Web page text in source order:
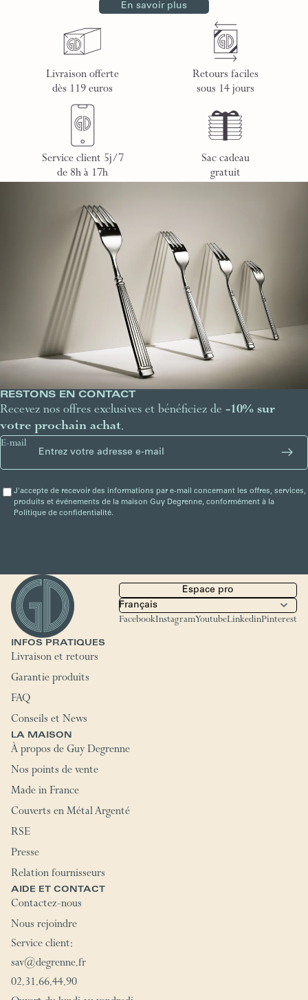
En savoir plus
Livraison offerte
dès 119 euros
Retours faciles
sous 14 jours
Service client 5j/7
de 8h à 17h
Sac cadeau
gratuit
RESTONS EN CONTACT
Recevez nos offres exclusives et bénéficiez de -10% sur
votre prochain achat.
E-mail
J'accepte de recevoir des informations par e-mail concernant les offres, services,
produits et événements de la maison Guy Degrenne, conformément à la
Politique de confidentialité.
Espace pro
FacebookInstagramYoutubeLinkedinPinterest
INFOS PRATIQUES
Livraison et retours
Garantie produits
FAQ
Conseils et News
LA MAISON
À propos de Guy Degrenne
Nos points de vente
Made in France
Couverts en Métal Argenté
RSE
Presse
Relation fournisseurs
AIDE ET CONTACT
Contactez-nous
Nous rejoindre
Service client:
sav@degrenne.fr
02.31.66.44.90